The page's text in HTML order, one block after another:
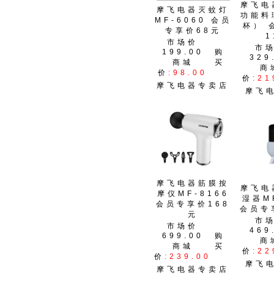
摩飞电器灭蚊灯
MF-6060 会员
专享价68元
市场价
199.00
购
买
商城
价 :98.00
摩飞电器专卖店
摩飞电
功能料
杯）
市
商
价
摩飞
摩飞电器筋膜按
摩仪MF-8166
会员专享价168
元
市场价
699.00
购
买
商城
价 :239.00
摩飞电器专卖店
摩飞电
湿器
会员
市
商
价
摩飞